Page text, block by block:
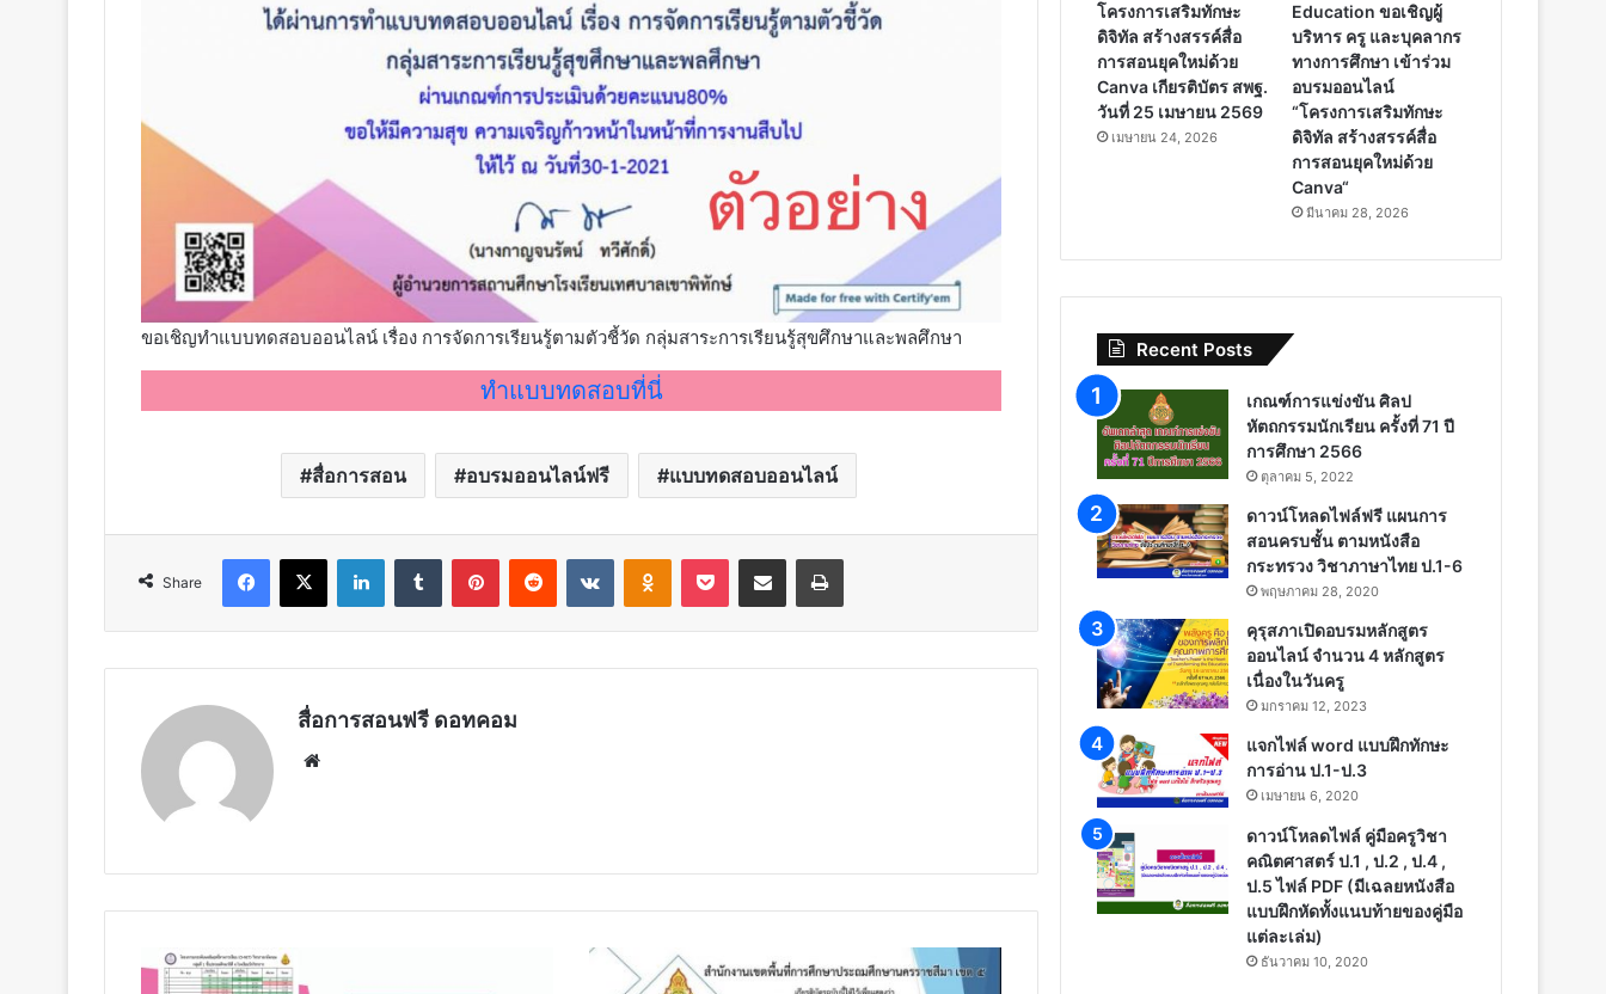
ขอเชิญทำแบบทดสอบออนไลน์ เรื่อง การจัดการเรียนรู้ตามตัวชี้วัด กลุ่มสาระการเรียนรู้สุขศึกษาและพลศึกษา
ทำแบบทดสอบที่นี่
สื่อการสอน อบรมออนไลน์ฟรี แบบทดสอบออนไลน์
Share
Facebook
X LinkedInTumblr PinterestReddit VKontakteOdnoklassniki
Pocket Share via Email Print
สื่อการสอนฟรี ดอทคอม
แจก
ไฟล์
ขอ
โครงการเสริมทักษะ
ดิจิทัล สร้างสรรค์สื่อ
การสอนยุคใหม่ด้วย
Canva เกียรติบัตร สพฐ.
วันที่ 25 เมษายน 2569
เมษายน 24, 2026
Education ขอเชิญผู้
บริหาร ครู และบุคลากร
ทางการศึกษา เข้าร่วม
อบรมออนไลน์
“โครงการเสริมทักษะ
ดิจิทัล สร้างสรรค์สื่อ
การสอนยุคใหม่ด้วย
Canva“
มีนาคม 28, 2026
Recent Posts
เกณฑ์การแข่งขัน ศิลป
หัตถกรรมนักเรียน ครั้งที่ 71 ปี
การศึกษา 2566
ตุลาคม 5, 2022
ดาวน์โหลดไฟล์ฟรี แผนการ
สอนครบชั้น ตามหนังสือ
กระทรวง วิชาภาษาไทย ป.1-6
พฤษภาคม 28, 2020
คุรุสภาเปิดอบรมหลักสูตร
ออนไลน์ จำนวน 4 หลักสูตร
เนื่องในวันครู
มกราคม 12, 2023
แจกไฟล์ word แบบฝึกทักษะ
การอ่าน ป.1-ป.3
เมษายน 6, 2020
ดาวน์โหลดไฟล์ คู่มือครูวิชา
คณิตศาสตร์ ป.1 , ป.2 , ป.4 ,
ป.5 ไฟล์ PDF (มีเฉลยหนังสือ
แบบฝึกหัดทั้งแนบท้ายของคู่มือ
แต่ละเล่ม)
ธันวาคม 10, 2020